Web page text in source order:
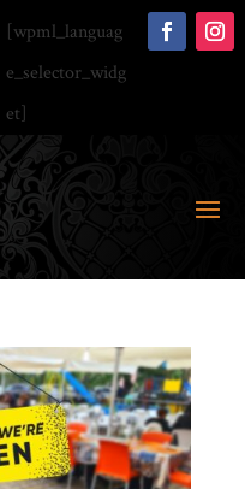
[wpml_languag
e_selector_widg
et]